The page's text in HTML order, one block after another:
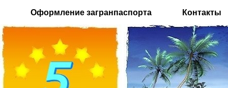
Оформление загранпаспорта Контакты